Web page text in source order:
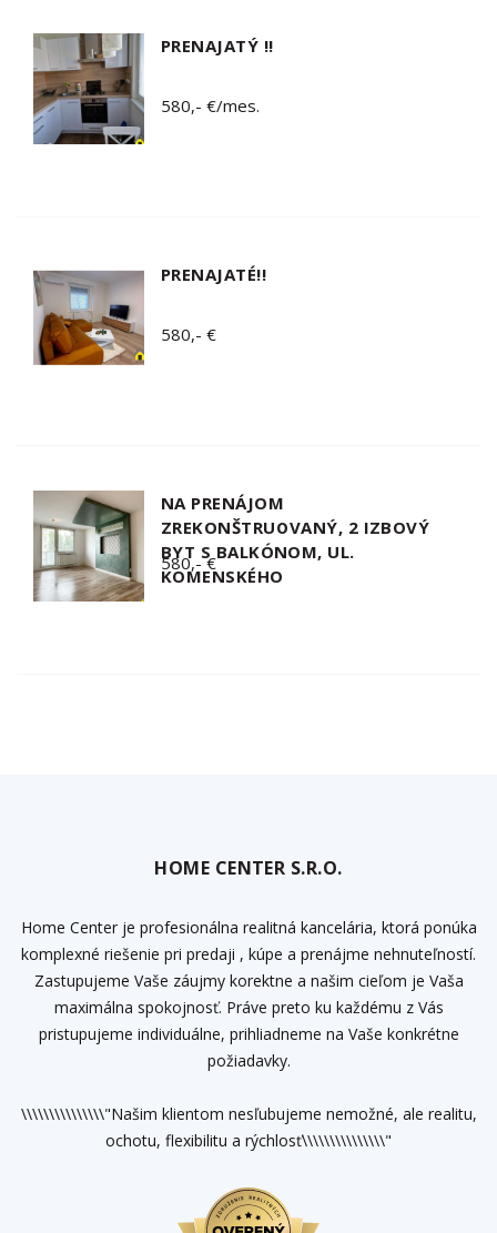
PRENAJATÝ !!
580,- €/mes.
PRENAJATÉ!!
580,- €
NA PRENÁJOM
ZREKONŠTRUOVANÝ, 2 IZBOVÝ
BYT S BALKÓNOM, UL.
KOMENSKÉHO
580,- €
HOME CENTER S.R.O.
Home Center je profesionálna realitná kancelária, ktorá ponúka
komplexné riešenie pri predaji , kúpe a prenájme nehnuteľností.
Zastupujeme Vaše záujmy korektne a našim cieľom je Vaša
maximálna spokojnosť. Práve preto ku každému z Vás
pristupujeme individuálne, prihliadneme na Vaše konkrétne
požiadavky.
\\\\\\\\\\\\\\\"Našim klientom nesľubujeme nemožné, ale realitu,
ochotu, flexibilitu a rýchlosť\\\\\\\\\\\\\\\"